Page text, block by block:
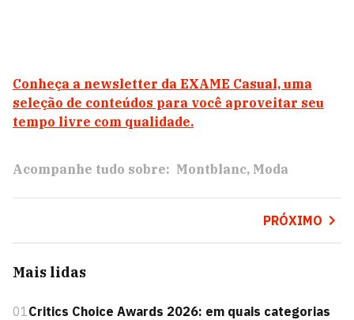
Conheça a newsletter da EXAME Casual, uma
seleção de conteúdos para você aproveitar seu
tempo livre com qualidade.
Acompanhe tudo sobre: Montblanc Moda
PRÓXIMO
Mais lidas
01Critics Choice Awards 2026: em quais categorias